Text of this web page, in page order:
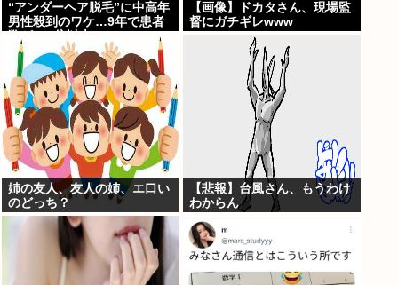
“アンダーヘア脱毛”に中高年
男性殺到のワケ…9年で患者
数が200倍以上
【画像】ドカタさん、現場監
督にガチギレwww
姉の友人、友人の姉、エ口い
のどっち？
【悲報】台風さん、もうわけ
わからん